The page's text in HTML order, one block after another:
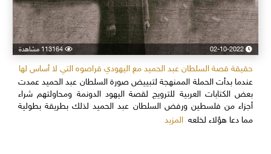
02-10-2022 113164 مشاهدة
حقيقة قصة السلطان عبد الحميد مع اليهودي قراصوه التي لا أساس لها
عندما بدأت الحملة الممنهجة لتبييض صورة السلطان عبد الحميد عمدت
بعض الكتابات العربية للترويج لقصة اليهود الدونمة ومحاولتهم شراء
أجزاء من فلسطين ورفض السلطان عبد الحميد لذلك بطريقة بطولية
مما دعا هؤلاء لخلعهالمزيد